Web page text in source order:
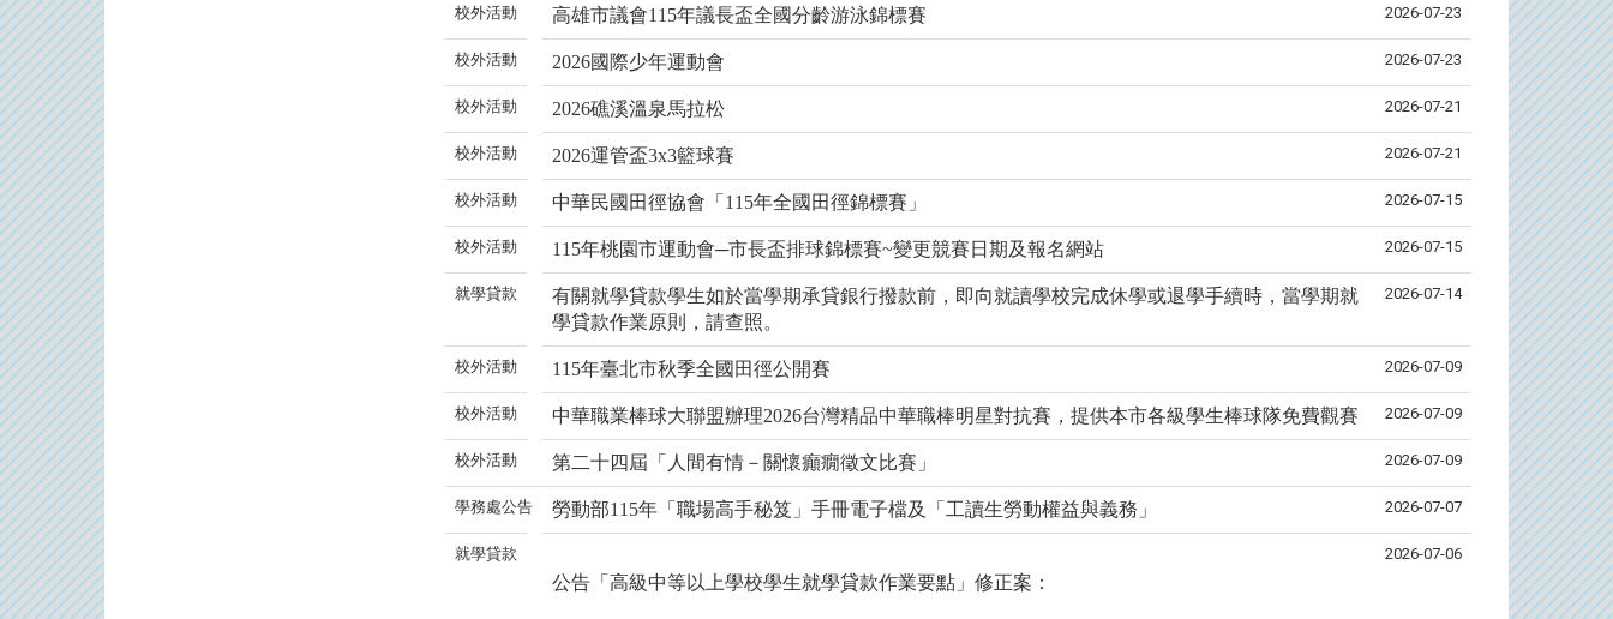
校外活動 高雄市議會115年議長盃全國分齡游泳錦標賽 2026-07-23
校外活動 2026國際少年運動會 2026-07-23
校外活動 2026礁溪溫泉馬拉松 2026-07-21
校外活動 2026運管盃3x3籃球賽 2026-07-21
校外活動 中華民國田徑協會「115年全國田徑錦標賽」 2026-07-15
校外活動 115年桃園市運動會─市長盃排球錦標賽~變更競賽日期及報名網站 2026-07-15
就學貸款
有關就學貸款學生如於當學期承貸銀行撥款前，即向就讀學校完成休學或退學手續時，當學期就
學貸款作業原則，請查照。
2026-07-14
校外活動 115年臺北市秋季全國田徑公開賽 2026-07-09
校外活動 中華職業棒球大聯盟辦理2026台灣精品中華職棒明星對抗賽，提供本市各級學生棒球隊免費觀賽 2026-07-09
校外活動 第二十四屆「人間有情－關懷癲癇徵文比賽」 2026-07-09
學務處公告 勞動部115年「職場高手秘笈」手冊電子檔及「工讀生勞動權益與義務」 2026-07-07
就學貸款
公告「高級中等以上學校學生就學貸款作業要點」修正案：
2026-07-06